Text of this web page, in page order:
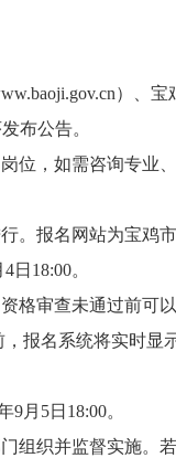
）、
布公告。
位，如需咨询专业
报名网站为宝鸡市
日18:00。
格审查未通过前可
报名系统将实时
9月5日18:00。
组织并监督实施。